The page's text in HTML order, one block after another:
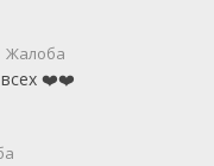
Жалоба
всех ❤️❤️